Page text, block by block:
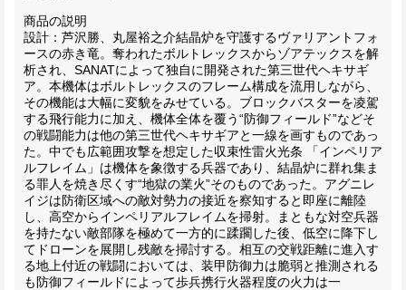
商品の説明
設計：芦沢勝、丸屋裕之介結晶炉を守護するヴァリアントフォ
ースの赤き竜。奪われたボルトレックスからゾアテックスを解
析され、SANATによって独自に開発された第三世代ヘキサギ
ア。本機体はボルトレックスのフレーム構成を流用しながら、
その機能は大幅に変貌をみせている。ブロックバスターを凌駕
する飛行能力に加え、機体全体を覆う“防御フィールド”などそ
の戦闘能力は他の第三世代ヘキサギアと一線を画すものであっ
た。中でも広範囲攻撃を想定した収束性雷火光条 「インペリア
ルフレイム」は機体を象徴する兵器であり、結晶炉に群れ集ま
る罪人を焼き尽くす“地獄の業火”そのものであった。アグニレ
イジは防衛区域への敵対勢力の接近を察知すると即座に離陸
し、高空からインペリアルフレイムを掃射。まともな対空兵器
を持たない敵部隊を極めて一方的に蹂躙した後、低空に降下し
てドローンを展開し残敵を掃討する。相互の交戦距離に進入す
る地上付近の戦闘においては、装甲防御力は脆弱と推測される
も防御フィールドによって歩兵携行火器程度の火力は一